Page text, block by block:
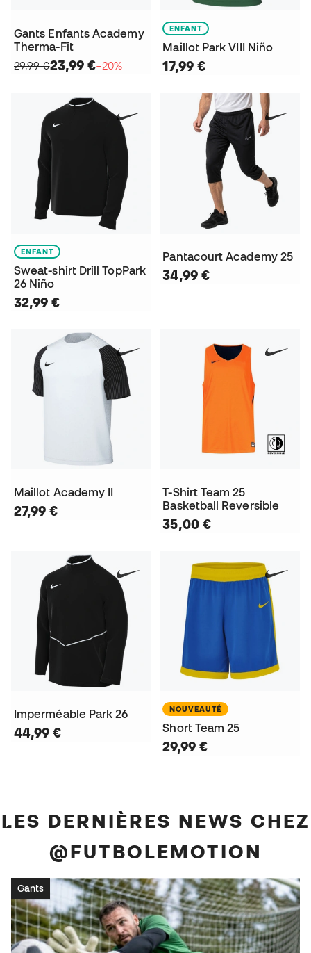
Gants Enfants Academy
Therma-Fit
29,99 €23,99 €−20%
ENFANT
Maillot Park VIII Niño
17,99 €
ENFANT
Sweat-shirt Drill TopPark
26 Niño
32,99 €
Pantacourt Academy 25
34,99 €
Maillot Academy II
27,99 €
T-Shirt Team 25
Basketball Reversible
35,00 €
Imperméable Park 26
44,99 €
NOUVEAUTÉ
Short Team 25
29,99 €
LES DERNIÈRES NEWS CHEZ
@FUTBOLEMOTION
Gants